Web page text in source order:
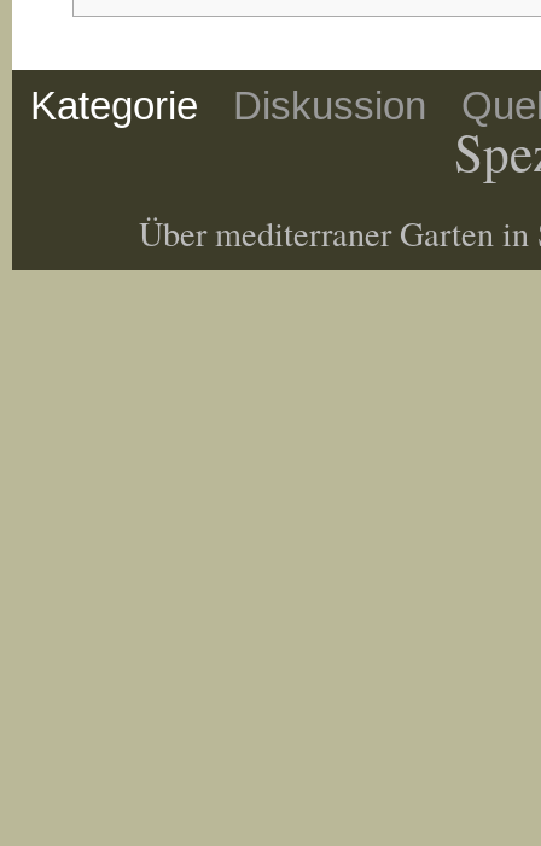
Kategorie Diskussion
Über mediterraner Garten in